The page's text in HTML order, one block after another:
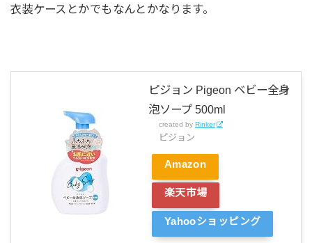
衣装ケースとかでもなんとかなります。
ピジョン Pigeon ベビー全身
泡ソープ 500ml
created by Rinker
ピジョン
Amazon
楽天市場
Yahooショッピング